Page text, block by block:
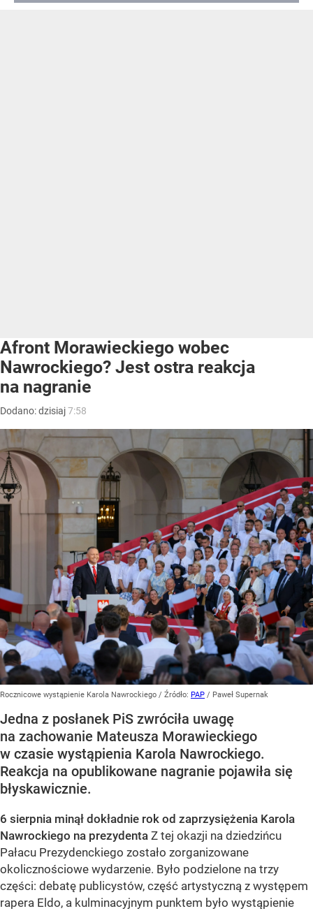
Afront Morawieckiego wobec
Nawrockiego? Jest ostra reakcja
na nagranie
Dodano:dzisiaj7:58
Rocznicowe wystąpienie Karola Nawrockiego / Źródło: PAP / Paweł Supernak
Jedna z posłanek PiS zwróciła uwagę
na zachowanie Mateusza Morawieckiego
w czasie wystąpienia Karola Nawrockiego.
Reakcja na opublikowane nagranie pojawiła się
błyskawicznie.
6 sierpnia minął dokładnie rok od zaprzysiężenia Karola
Nawrockiego na prezydenta Z tej okazji na dziedzińcu
Pałacu Prezydenckiego zostało zorganizowane
okolicznościowe wydarzenie. Było podzielone na trzy
części: debatę publicystów, część artystyczną z występem
rapera Eldo, a kulminacyjnym punktem było wystąpienie